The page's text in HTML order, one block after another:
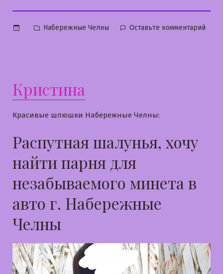
Опубликовано
Набережные Челны Оставьте комментарий
Кристина
Красивые шлюшки Набережные Челны:
Распутная шалунья, хочу
найти парня для
незабываемого минета в
авто г. Набережные
Челны